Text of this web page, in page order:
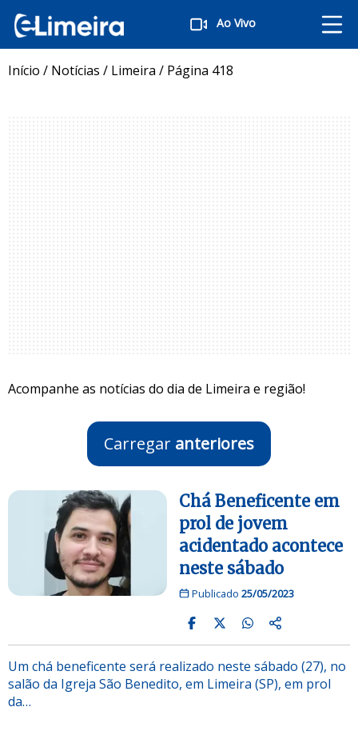
Ao Vivo
Início / Notícias / Limeira / Página 418
Acompanhe as notícias do dia de Limeira e região!
Carregar anteriores
Chá Beneficente em
prol de jovem
acidentado acontece
neste sábado
Publicado 25/05/2023
Um chá beneficente será realizado neste sábado (27), no
salão da Igreja São Benedito, em Limeira (SP), em prol
da…